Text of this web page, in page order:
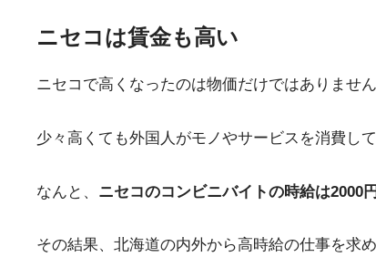
ニセコは賃金も高い
ニセコで高くなったのは物価だけではありません
少々高くても外国人がモノやサービスを消費して
なんと、 ニセコのコンビニバイトの時給は2000
その結果、北海道の内外から高時給の仕事を求